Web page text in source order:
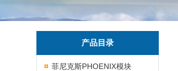
产品目录
菲尼克斯PHOENIX模块